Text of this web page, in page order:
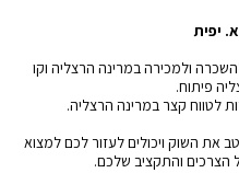
ולמכירה במרינה הרצליה וקו
פיתוח.
קצר במרינה הרצליה.
את השוק ויכולים לעזור לכם למצוא
והתקציב שלכם.